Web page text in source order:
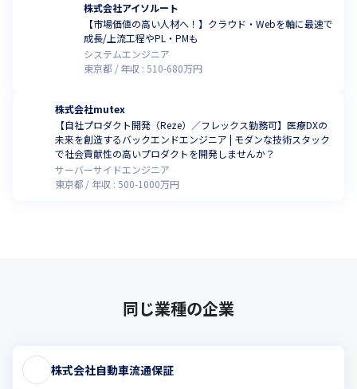
株式会社アイソルート
【市場価値の高い人材へ！】クラウド・Webを軸に最速で
成長/上流工程やPL・PMも
システムエンジニア
東京都
年収 : 510-680万円
株式会社mutex
【自社プロダクト開発（Reze）／フレックス勤務可】医療DXの
未来を創造するバックエンドエンジニア | モダンな技術スタック
で社会貢献性の高いプロダクトを開発しませんか？
サーバーサイドエンジニア
東京都
年収 : 500-1000万円
同じ業種の企業
株式会社自動車流通保証